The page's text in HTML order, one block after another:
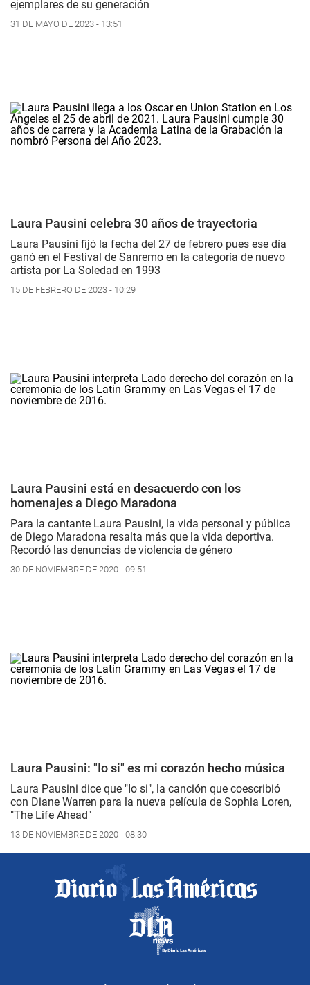
ejemplares de su generación
31 DE MAYO DE 2023 - 13:51
Laura Pausini celebra 30 años de trayectoria
Laura Pausini fijó la fecha del 27 de febrero pues ese día
ganó en el Festival de Sanremo en la categoría de nuevo
artista por La Soledad en 1993
15 DE FEBRERO DE 2023 - 10:29
Laura Pausini está en desacuerdo con los
homenajes a Diego Maradona
Para la cantante Laura Pausini, la vida personal y pública
de Diego Maradona resalta más que la vida deportiva.
Recordó las denuncias de violencia de género
30 DE NOVIEMBRE DE 2020 - 09:51
Laura Pausini: "Io si" es mi corazón hecho música
Laura Pausini dice que "Io si", la canción que coescribió
con Diane Warren para la nueva película de Sophia Loren,
"The Life Ahead"
13 DE NOVIEMBRE DE 2020 - 08:30